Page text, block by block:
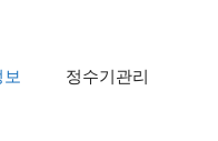
정수기관리